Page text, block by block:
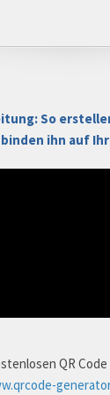
So
ihn auf
QR